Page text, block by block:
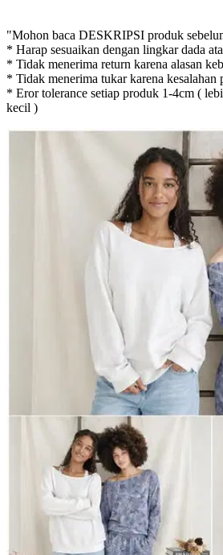
"Mohon baca DESKRIPSI produk
* Harap sesuaikan dengan lingkar dada
* Tidak menerima return karena alasan
* Tidak menerima tukar karena kesalahan
* Eror tolerance setiap produk 1-4cm (
kecil )